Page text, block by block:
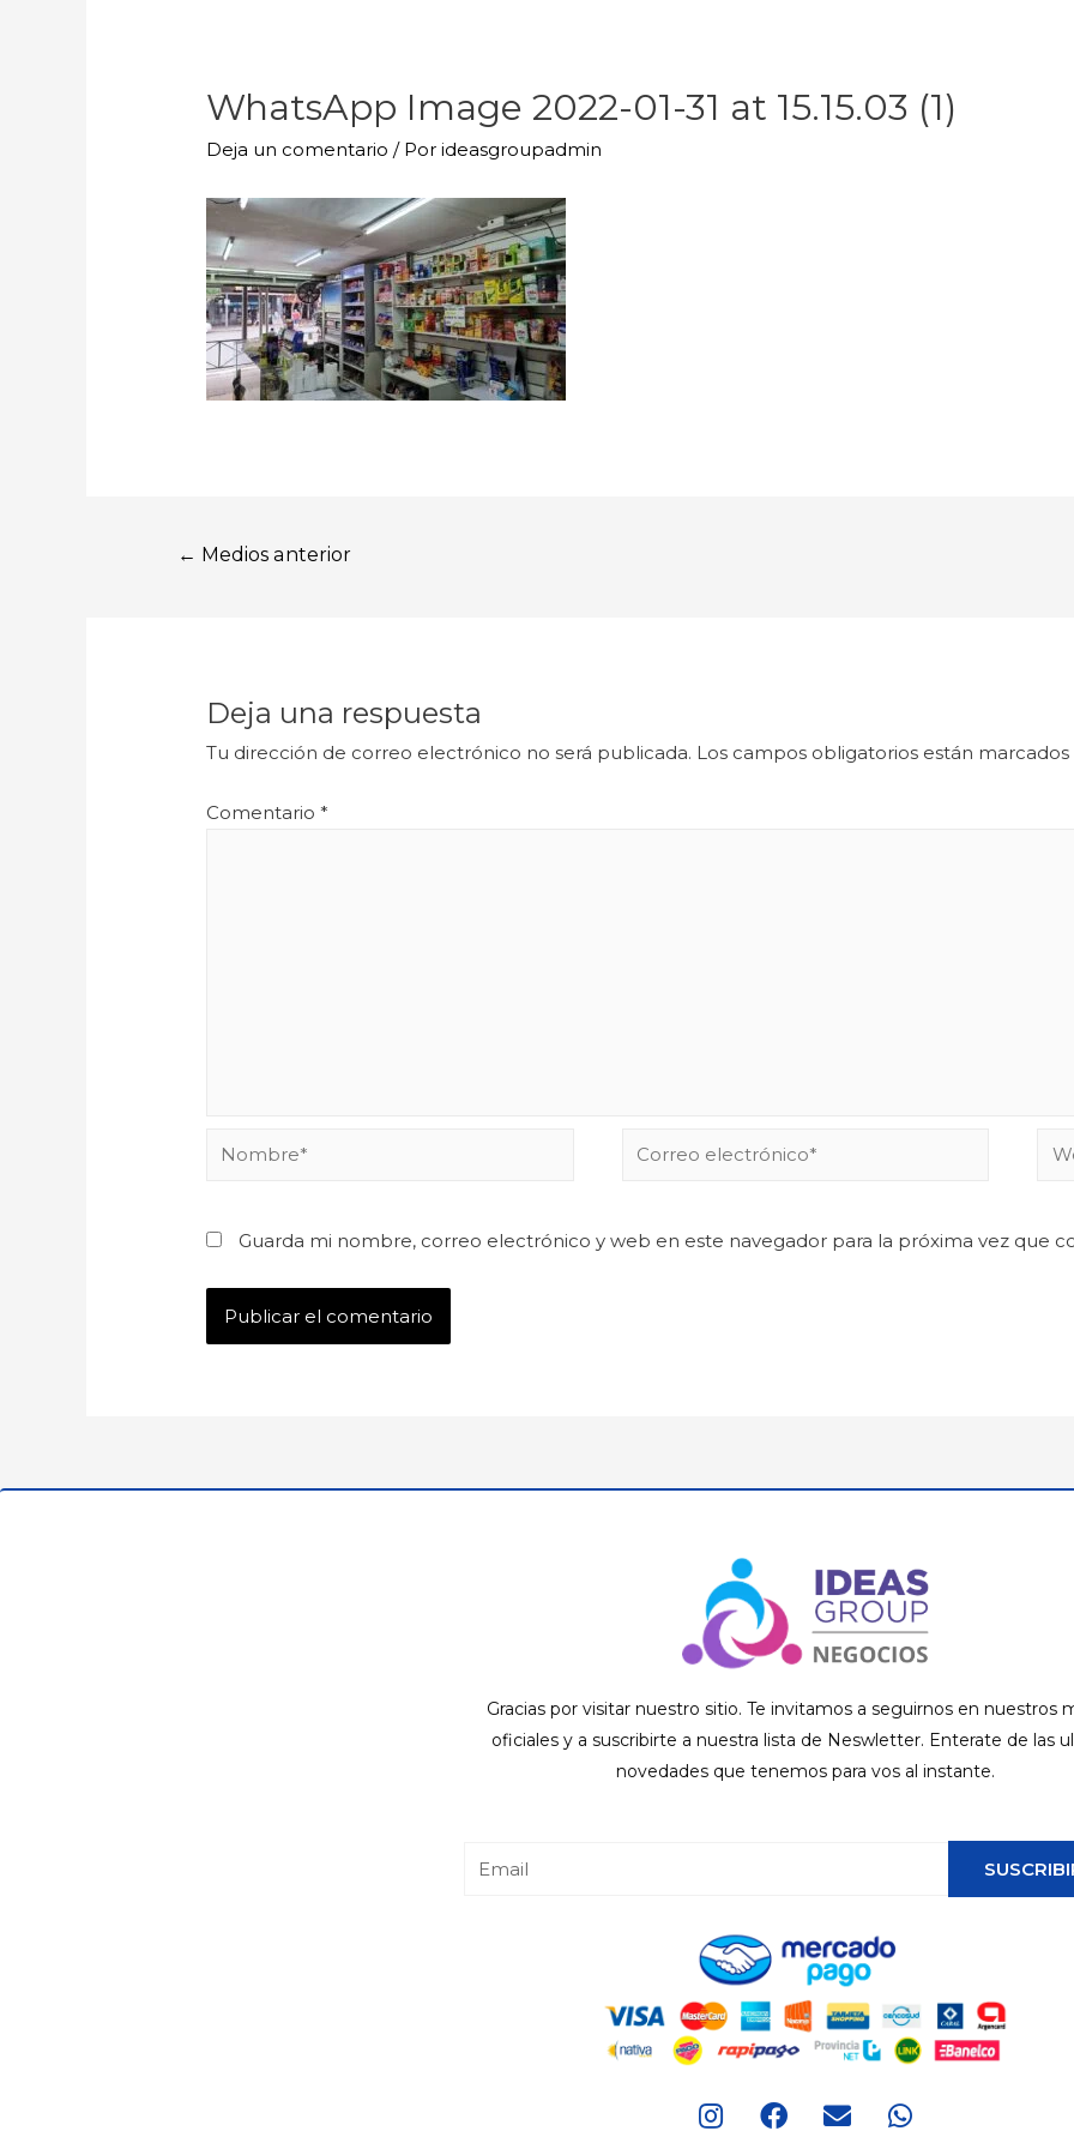
WhatsApp Image 2022-01-31 at 15.15.03 (1)
Deja un comentario / Porideasgroupadmin
← Medios anterior
Deja una respuesta
Tu dirección de correo electrónico no será publicada. Los campos obligatorios están
Comentario*
Guarda mi nombre, correo electrónico y web en este navegador para la próxima vez que
Gracias por visitar nuestro sitio. Te invitamos a seguirnos en nuestros
oficiales y a suscribirte a nuestra lista de Neswletter. Enterate de las
novedades que tenemos para vos al instante.